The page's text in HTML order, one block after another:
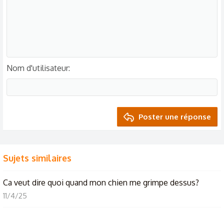
Nom d'utilisateur
Poster une réponse
Sujets similaires
Ca veut dire quoi quand mon chien me grimpe dessus?
11/4/25